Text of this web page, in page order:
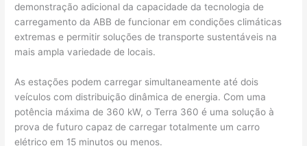
demonstração adicional da capacidade da tecnologia de
carregamento da ABB de funcionar em condições climáticas
extremas e permitir soluções de transporte sustentáveis na
mais ampla variedade de locais.
As estações podem carregar simultaneamente até dois
veículos com distribuição dinâmica de energia. Com uma
potência máxima de 360 kW, o Terra 360 é uma solução à
prova de futuro capaz de carregar totalmente um carro
elétrico em 15 minutos ou menos.